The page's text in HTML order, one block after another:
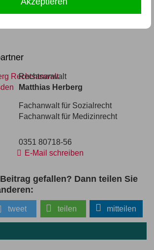
Rechtsanwalt
Matthias Herberg
Fachanwalt für Sozialrecht
Fachanwalt für Medizinrecht
0351 80718-56
E-Mail schreiben
gefallen? Dann teilen Sie
tweet teilen mitteilen